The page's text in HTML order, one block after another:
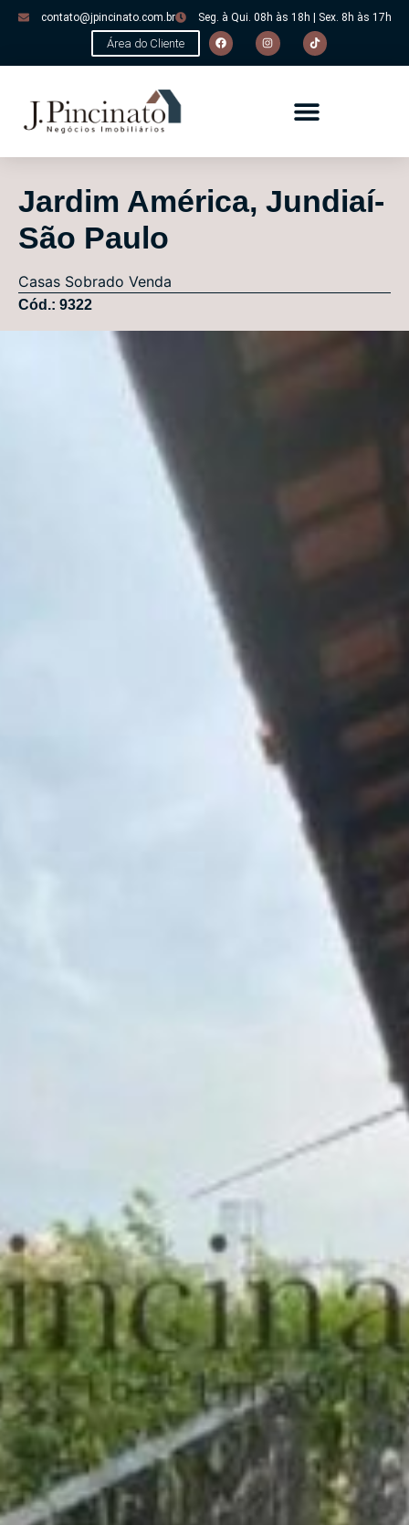
contato@jpincinato.com.br Seg. à Qui. 08h às 18h | Sex. 8h às 17h
Área do Cliente
Jardim América, Jundiaí-
São Paulo
Casas Sobrado Venda
Cód.: 9322